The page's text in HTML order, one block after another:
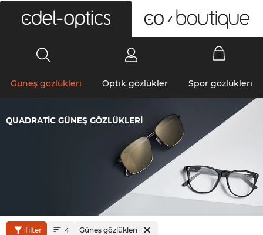
Güneş gözlükleri Optik gözlükler Spor gözlükleri
QUADRATIC GÜNEŞ GÖZLÜKLERI
filter 4 Güneş gözlükleri